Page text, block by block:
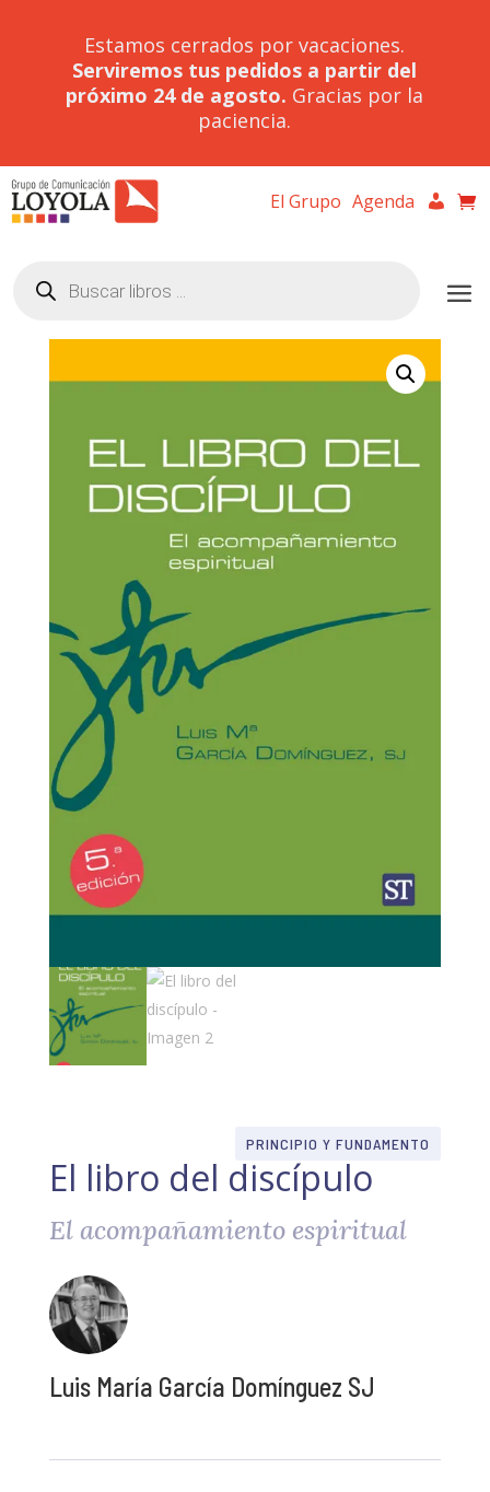
Estamos cerrados por vacaciones.
Serviremos tus pedidos a partir del
próximo 24 de agosto. Gracias por la
paciencia.
El Grupo Agenda
productos
PRINCIPIO Y FUNDAMENTO
El libro del discípulo
El acompañamiento espiritual
Luis María García Domínguez SJ